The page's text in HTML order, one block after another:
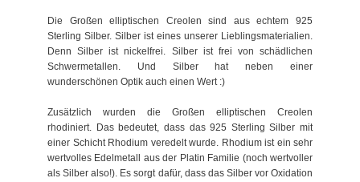
Die Großen elliptischen Creolen sind aus echtem 925
Sterling Silber. Silber ist eines unserer Lieblingsmaterialien.
Denn Silber ist nickelfrei. Silber ist frei von schädlichen
Schwermetallen. Und Silber hat neben einer
wunderschönen Optik auch einen Wert :)
Zusätzlich wurden die Großen elliptischen Creolen
rhodiniert. Das bedeutet, dass das 925 Sterling Silber mit
einer Schicht Rhodium veredelt wurde. Rhodium ist ein sehr
wertvolles Edelmetall aus der Platin Familie (noch wertvoller
als Silber also!). Es sorgt dafür, dass das Silber vor Oxidation